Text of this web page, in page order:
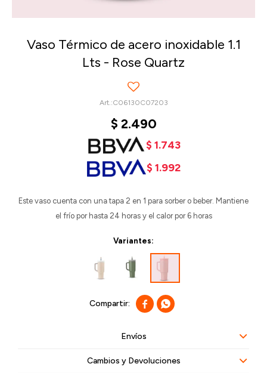
Vaso Térmico de acero inoxidable 1.1
Lts - Rose Quartz
C06130C07203
$ 2.490
$ 1.743
$ 1.992
Este vaso cuenta con una tapa 2 en 1 para sorber o beber. Mantiene
el frío por hasta 24 horas y el calor por 6 horas
Variantes:
 
Envíos
Cambios y Devoluciones